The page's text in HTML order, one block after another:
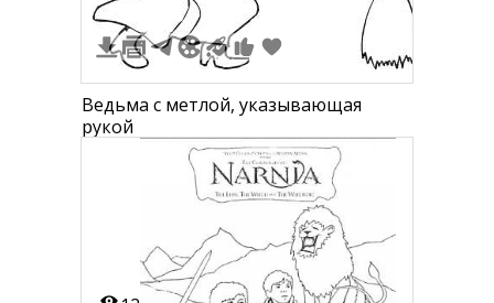
Ведьма с метлой, указывающая
рукой